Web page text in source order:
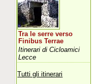
Tra le serre verso
Finibus Terrae
Itinerari di Cicloamici
Lecce
Tutti gli itinerari